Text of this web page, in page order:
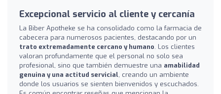
Excepcional servicio al cliente y cercanía
La Biber Apotheke se ha consolidado como la farmacia de
cabecera para numerosos pacientes, destacando por un
trato extremadamente cercano y humano. Los clientes
valoran profundamente que el personal no solo sea
profesional, sino que también demuestre una amabilidad
genuina y una actitud servicial, creando un ambiente
donde los usuarios se sienten bienvenidos y escuchados.